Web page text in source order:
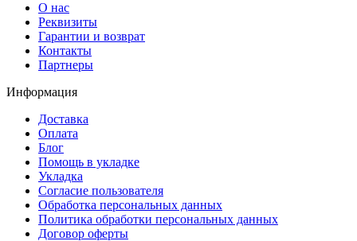
О нас
Реквизиты
Гарантии и возврат
Контакты
Партнеры
Информация
Доставка
Оплата
Блог
Помощь в укладке
Укладка
Согласие пользователя
Обработка персональных данных
Политика обработки персональных данных
Договор оферты